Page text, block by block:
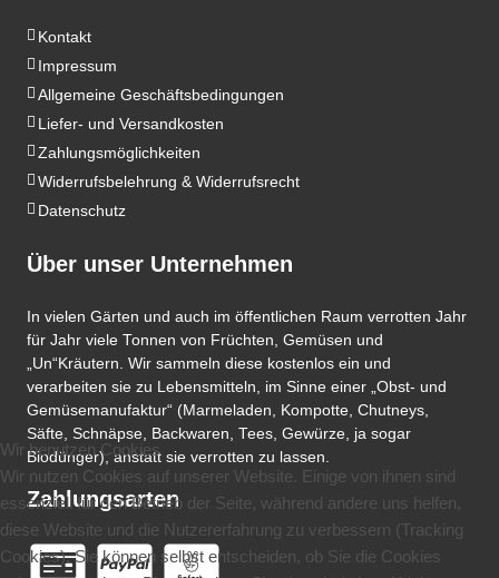
Kontakt
Impressum
Allgemeine Geschäftsbedingungen
Liefer- und Versandkosten
Zahlungsmöglichkeiten
Widerrufsbelehrung & Widerrufsrecht
Datenschutz
Über unser Unternehmen
In vielen Gärten und auch im öffentlichen Raum verrotten Jahr
für Jahr viele Tonnen von Früchten, Gemüsen und
„Un“Kräutern. Wir sammeln diese kostenlos ein und
verarbeiten sie zu Lebensmitteln, im Sinne einer „Obst- und
Gemüsemanufaktur“ (Marmeladen, Kompotte, Chutneys,
Säfte, Schnäpse, Backwaren, Tees, Gewürze, ja sogar
Biodünger), anstatt sie verrotten zu lassen.
Zahlungsarten
Wir benutzen Cookies
Wir nutzen Cookies auf unserer Website. Einige von ihnen sind
essenziell für den Betrieb der Seite, während andere uns helfen,
diese Website und die Nutzererfahrung zu verbessern (Tracking
Cookies). Sie können selbst entscheiden, ob Sie die Cookies